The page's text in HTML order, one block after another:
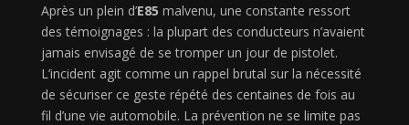
Après un plein d’E85 malvenu, une constante ressort
des témoignages : la plupart des conducteurs n’avaient
jamais envisagé de se tromper un jour de pistolet.
L’incident agit comme un rappel brutal sur la nécessité
de sécuriser ce geste répété des centaines de fois au
fil d’une vie automobile. La prévention ne se limite pas